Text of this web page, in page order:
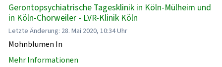
Gerontopsychiatrische Tagesklinik in Köln-Mülheim und
in Köln-Chorweiler - LVR-Klinik Köln
Letzte Änderung: 28. Mai 2020, 10:34 Uhr
Mohnblumen In
Mehr Informationen